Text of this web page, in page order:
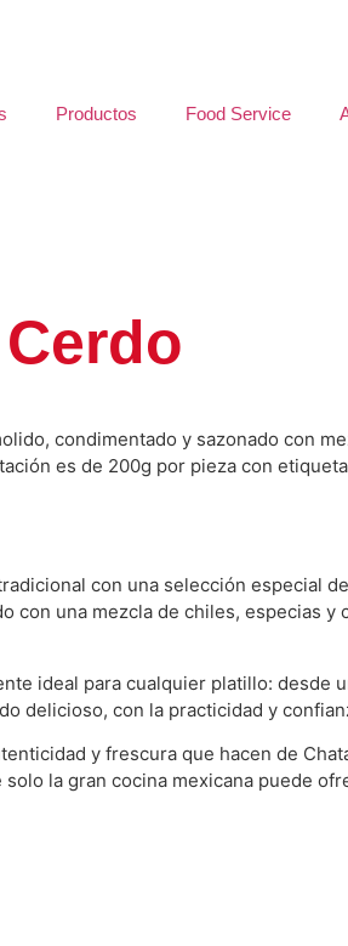
Productos Food Service
condimentado y sazonado con
es de 200g por pieza con
con una selección especial
con una mezcla de chiles,
ideal para cualquier platillo: desde
delicioso, con la practicidad y
y frescura que hacen de
la gran cocina mexicana puede